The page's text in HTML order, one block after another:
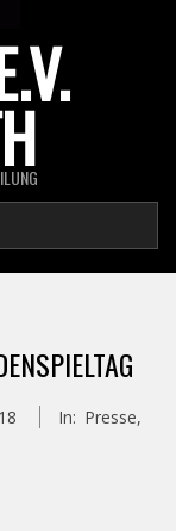
In: Presse,